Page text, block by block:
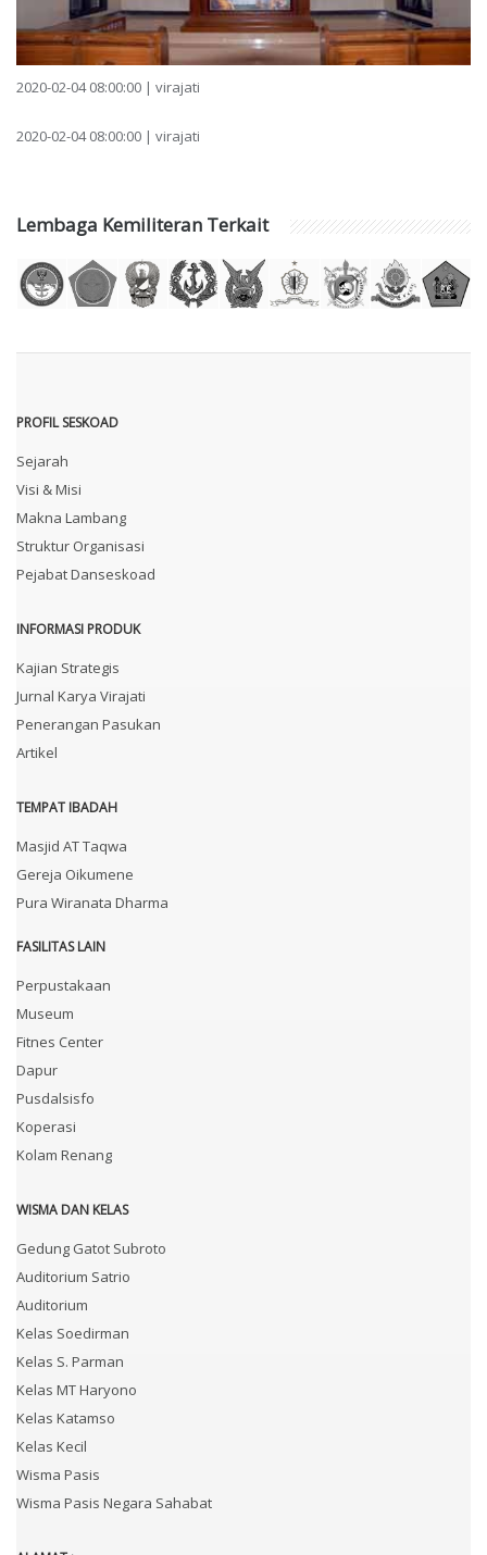
2020-02-04 08:00:00 | virajati
2020-02-04 08:00:00 | virajati
Lembaga Kemiliteran Terkait
PROFIL SESKOAD
Sejarah
Visi & Misi
Makna Lambang
Struktur Organisasi
Pejabat Danseskoad
INFORMASI PRODUK
Kajian Strategis
Jurnal Karya Virajati
Penerangan Pasukan
Artikel
TEMPAT IBADAH
Masjid AT Taqwa
Gereja Oikumene
Pura Wiranata Dharma
FASILITAS LAIN
Perpustakaan
Museum
Fitnes Center
Dapur
Pusdalsisfo
Koperasi
Kolam Renang
WISMA DAN KELAS
Gedung Gatot Subroto
Auditorium Satrio
Auditorium
Kelas Soedirman
Kelas S. Parman
Kelas MT Haryono
Kelas Katamso
Kelas Kecil
Wisma Pasis
Wisma Pasis Negara Sahabat